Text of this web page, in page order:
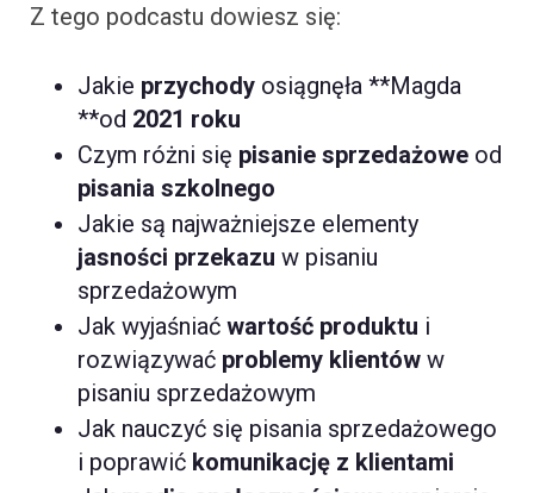
Z tego podcastu dowiesz się:
Jakie przychody osiągnęła **Magda
**od 2021 roku
Czym różni się pisanie sprzedażowe od
pisania szkolnego
Jakie są najważniejsze elementy
jasności przekazu w pisaniu
sprzedażowym
Jak wyjaśniać wartość produktu i
rozwiązywać problemy klientów w
pisaniu sprzedażowym
Jak nauczyć się pisania sprzedażowego
i poprawić komunikację z klientami